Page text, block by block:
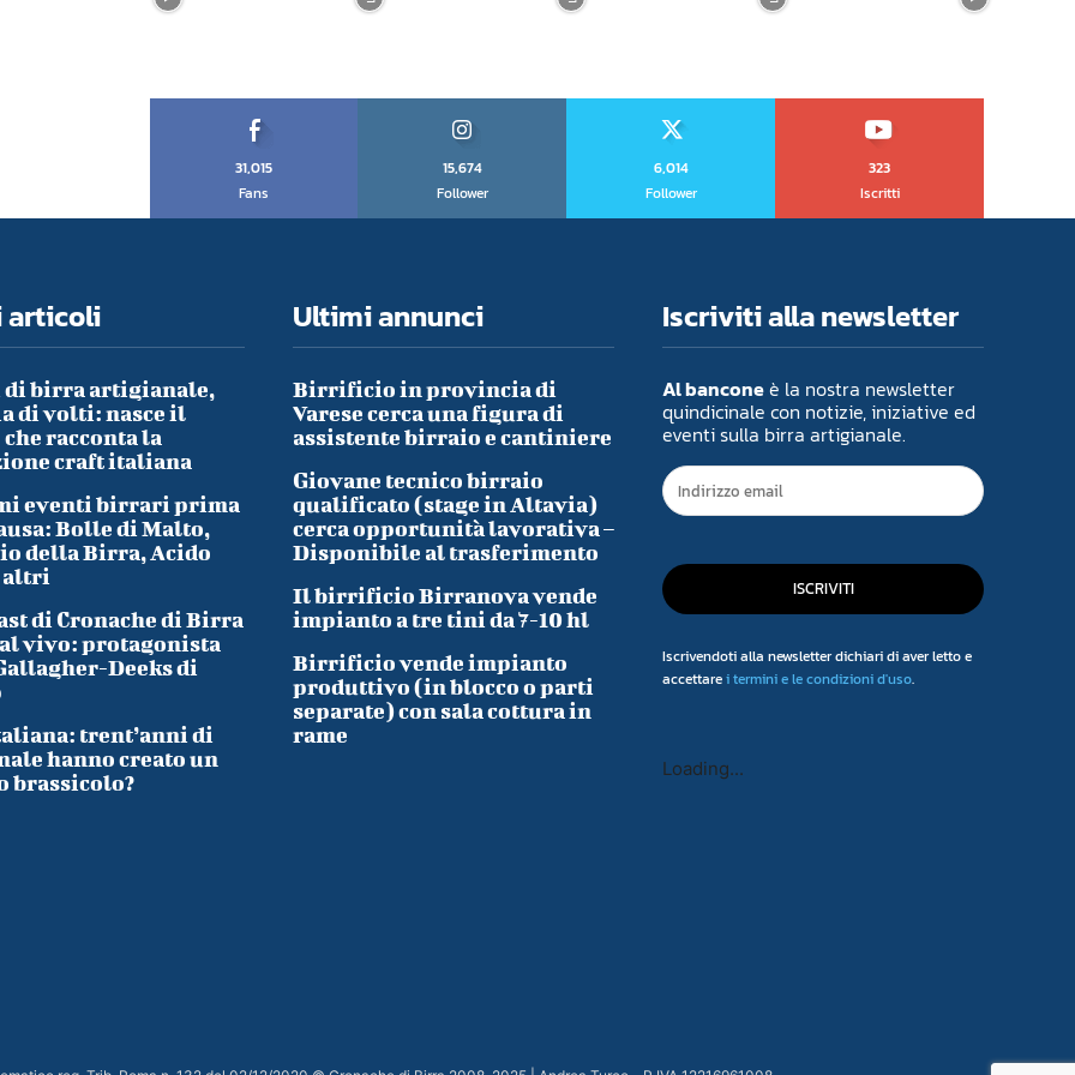
31,015
Fans
15,674
Follower
6,014
Follower
323
Iscritti
articoli
di birra artigianale,
di volti: nasce il
racconta la
craft italiana
eventi birrari prima
Bolle di Malto,
della Birra, Acido
altri
di Cronache di Birra
vivo: protagonista
Deeks di
trent’anni di
hanno creato un
brassicolo?
Ultimi annunci
Birrificio in provincia di
Varese cerca una figura di
assistente birraio e cantiniere
Giovane tecnico birraio
qualificato (stage in Altavia)
cerca opportunità lavorativa –
Disponibile al trasferimento
Il birrificio Birranova vende
impianto a tre tini da 7-10 hl
Birrificio vende impianto
produttivo (in blocco o parti
separate) con sala cottura in
rame
Iscriviti alla newsletter
Al banconeè la nostra newsletter
quindicinale con notizie, iniziative ed
eventi sulla birra artigianale.
ISCRIVITI
Iscrivendoti alla newsletter dichiari di aver letto e
accettarei termini e le condizioni d'uso.
Loading...